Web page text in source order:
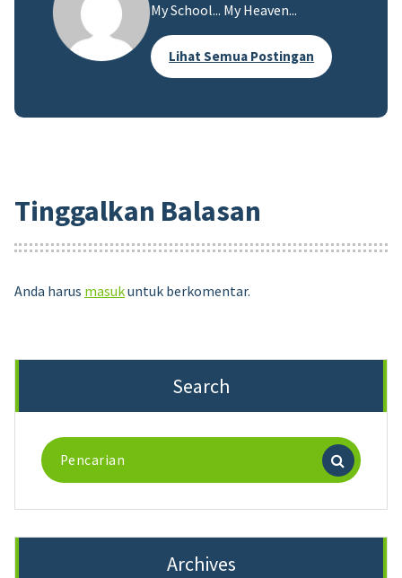
My School... My Heaven...
Lihat Semua Postingan
Tinggalkan Balasan
Anda harus masukuntuk berkomentar.
Search
Pencarian
untuk:
Archives